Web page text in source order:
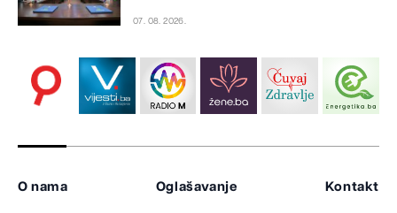
07. 08. 2026.
O nama Oglašavanje Kontakt